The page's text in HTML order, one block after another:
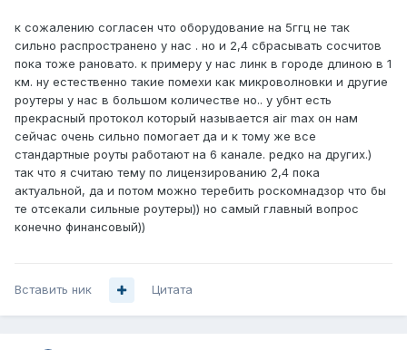
к сожалению согласен что оборудование на 5ггц не так
сильно распространено у нас . но и 2,4 сбрасывать сосчитов
пока тоже рановато. к примеру у нас линк в городе длиною в 1
км. ну естественно такие помехи как микроволновки и другие
роутеры у нас в большом количестве но.. у убнт есть
прекрасный протокол который называется air max он нам
сейчас очень сильно помогает да и к тому же все
стандартные роуты работают на 6 канале. редко на других.)
так что я считаю тему по лицензированию 2,4 пока
актуальной, да и потом можно теребить роскомнадзор что бы
те отсекали сильные роутеры)) но самый главный вопрос
конечно финансовый))
Вставить ник Цитата